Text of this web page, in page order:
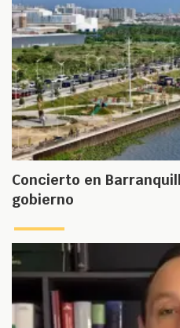
Concierto en
gobierno